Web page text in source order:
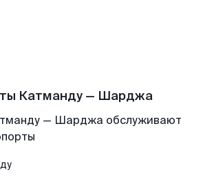
Катманду — Шарджа
— Шарджа обслуживают